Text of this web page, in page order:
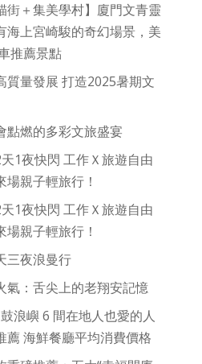
街＋集美學村】廈門文青靈
海上宮崎駿的奇幻場景，美
推薦景點
質量發展 打造2025暑期文
點燃的多彩文旅盛宴
1夜快閃 工作Ｘ旅遊自由
親子輕旅行！
1夜快閃 工作Ｘ旅遊自由
親子輕旅行！
三夜浪曼行
氣：舌尖上的老翔安記憶
浪嶼 6 間在地人也愛的人
薦 海鮮餐廳平均消費價格